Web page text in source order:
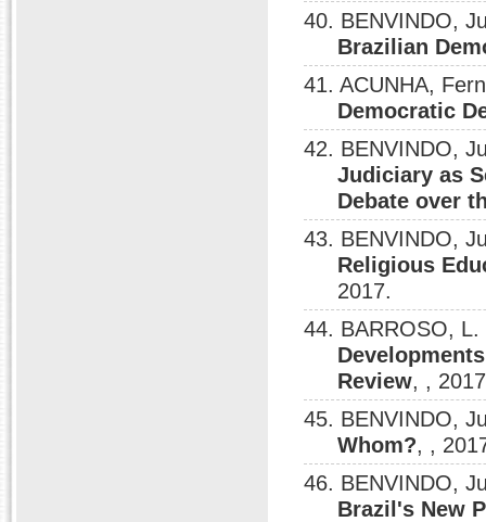
40. BENVINDO,
Brazilian
41. ACUNHA,
Democratic
42. BENVINDO,
Judiciary as
Debate over
43. BENVINDO,
Religious
2017.
44. BARROSO,
Review, ,
45. BENVINDO,
Whom?, ,
46. BENVINDO,
Brazil's New